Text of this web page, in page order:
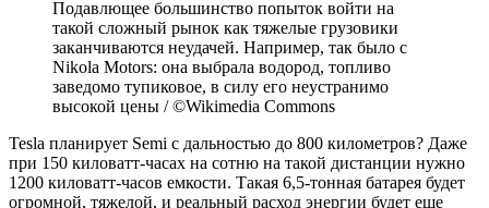
Подавлющее большинство попыток войти на
такой сложный рынок как тяжелые грузовики
заканчиваются неудачей. Например, так было с
Nikola Motors: она выбрала водород, топливо
заведомо тупиковое, в силу его неустранимо
высокой цены / ©Wikimedia Commons
Tesla планирует Semi c дальностью до 800 километров? Даже
при 150 киловатт-часах на сотню на такой дистанции нужно
1200 киловатт-часов емкости. Такая 6,5-тонная батарея будет
огромной, тяжелой, и реальный расход энергии будет еще